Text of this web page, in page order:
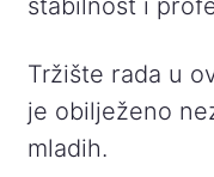
stabilnost i
Tržište rada u
je obilježeno
mladih.